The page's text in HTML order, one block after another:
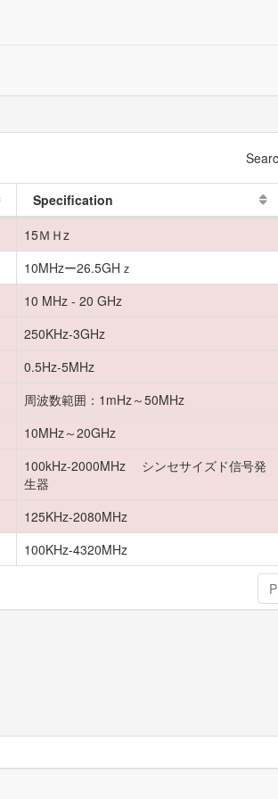
Specification
15ＭＨz
10MHzー26.5GHｚ
10 MHz - 20 GHz
250KHz-3GHz
0.5Hz-5MHz
周波数範囲：1mHz～50MHz
10MHz～20GHz
100kHz-2000MHz シンセサイズド信号発
生器
125KHz-2080MHz
100KHz-4320MHz